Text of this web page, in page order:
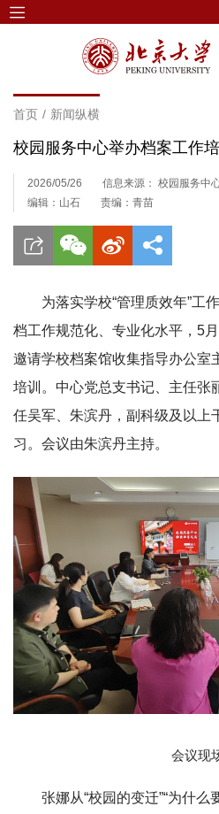
首页 / 新闻纵横
校园服务中心举办档案工作
2026/05/26
信息来源： 校园服务中
编辑：山石
责编：青苗
为落实学校“管理质效年”工
档工作规范化、专业化水平，5
邀请学校档案馆收集指导办公室
培训。中心党总支书记、主任张
任吴军、朱滨丹，副科级及以上
习。会议由朱滨丹主持。
会议现
张娜从“校园的变迁”“为什么